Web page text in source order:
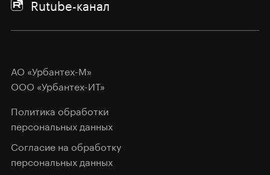
Rutube-канал
АО «Урбантех-М»
ООО «Урбантех-ИТ»
Политика обработки
персональных данных
Согласие на обработку
персональных данных